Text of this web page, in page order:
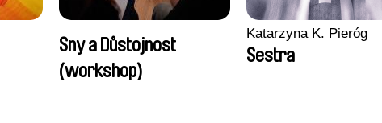
Sny a Důstojnost
(workshop)
Katarzyna K. Pieróg
Sestra